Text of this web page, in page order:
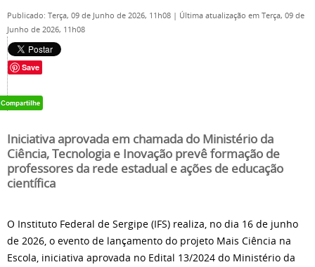
Publicado: Terça, 09 de Junho de 2026, 11h08 | Última atualização em Terça, 09 de
Junho de 2026, 11h08
Save
Iniciativa aprovada em chamada do Ministério da
Ciência, Tecnologia e Inovação prevê formação de
professores da rede estadual e ações de educação
científica
O Instituto Federal de Sergipe (IFS) realiza, no dia 16 de junho
de 2026, o evento de lançamento do projeto Mais Ciência na
Escola, iniciativa aprovada no Edital 13/2024 do Ministério da